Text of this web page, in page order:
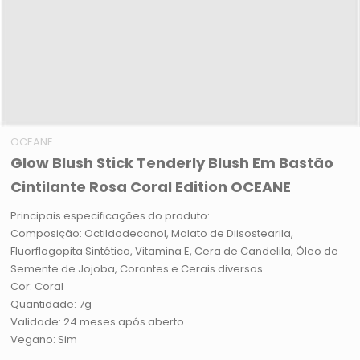
OCEANE
Glow Blush Stick Tenderly Blush Em Bastão
Cintilante Rosa Coral Edition OCEANE
Principais especificações do produto:
Composição: Octildodecanol, Malato de Diisostearila,
Fluorflogopita Sintética, Vitamina E, Cera de Candelila, Óleo de
Semente de Jojoba, Corantes e Cerais diversos.
Cor: Coral
Quantidade: 7g
Validade: 24 meses após aberto
Vegano: Sim